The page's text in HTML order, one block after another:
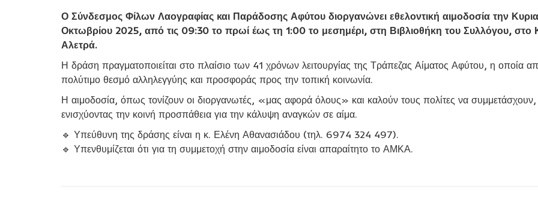
Ο Σύνδεσμος Φίλων Λαογραφίας και Παράδοσης Αφύτου διοργανώνει εθελοντική αιμοδοσία την
Οκτωβρίου 2025, από τις 09:30 το πρωί έως τη 1:00 το μεσημέρι, στη Βιβλιοθήκη του Συλλόγου, στο
Αλετρά.
Η δράση πραγματοποιείται στο πλαίσιο των 41 χρόνων λειτουργίας της Τράπεζας Αίματος Αφύτου, η οποία
πολύτιμο θεσμό αλληλεγγύης και προσφοράς προς την τοπική κοινωνία.
Η αιμοδοσία, όπως τονίζουν οι διοργανωτές, «μας αφορά όλους» και καλούν τους πολίτες να συμμετάσχουν,
ενισχύοντας την κοινή προσπάθεια για την κάλυψη αναγκών σε αίμα.
🔹 Υπεύθυνη της δράσης είναι η κ. Ελένη Αθανασιάδου (τηλ. 6974 324 497).
🔹 Υπενθυμίζεται ότι για τη συμμετοχή στην αιμοδοσία είναι απαραίτητο το ΑΜΚΑ.